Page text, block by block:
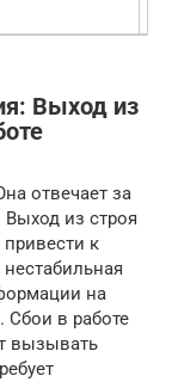
Выход из
отвечает за
из строя
к
на
Сбои в работе
вызывать